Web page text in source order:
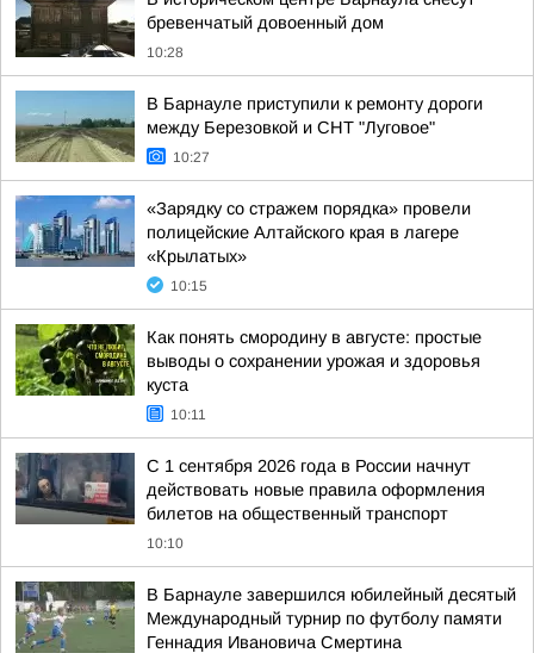
бревенчатый довоенный дом
10:28
В Барнауле приступили к ремонту дороги
между Березовкой и СНТ "Луговое"
10:27
«Зарядку со стражем порядка» провели
полицейские Алтайского края в лагере
«Крылатых»
10:15
Как понять смородину в августе: простые
выводы о сохранении урожая и здоровья
куста
10:11
С 1 сентября 2026 года в России начнут
действовать новые правила оформления
билетов на общественный транспорт
10:10
В Барнауле завершился юбилейный десятый
Международный турнир по футболу памяти
Геннадия Ивановича Смертина